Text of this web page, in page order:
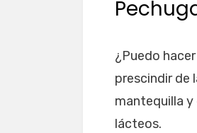
¿Puedo
prescindir de
mantequilla
lácteos.